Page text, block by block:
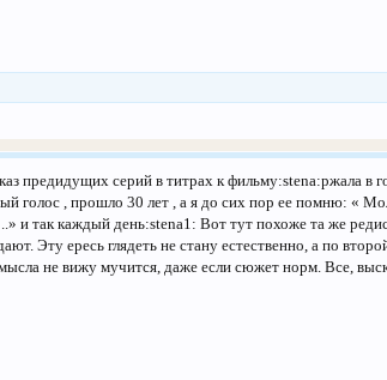
предидущих серий в титрах к фильму:stena:ржала в
голос , прошло 30 лет , а я до сих пор ее помню: «
и так каждый день:stena1: Вот тут похоже та же
Эту ересь глядеть не стану естественно, а по
не вижу мучится, даже если сюжет норм. Все,